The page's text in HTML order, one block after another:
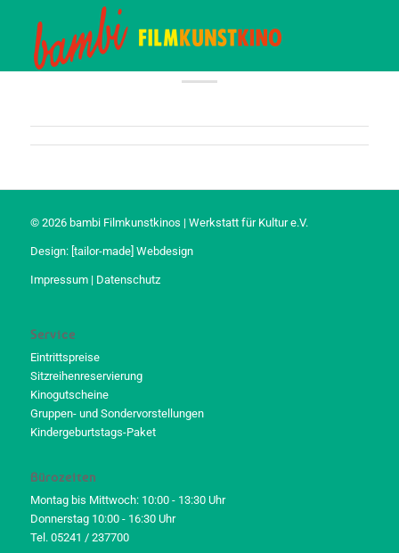
© 2026 bambi Filmkunstkinos | Werkstatt für Kultur e.V.
Design: [tailor-made] Webdesign
Impressum| Datenschutz
Service
Eintrittspreise
Sitzreihenreservierung
Kinogutscheine
Gruppen- und Sondervorstellungen
Kindergeburtstags-Paket
Bürozeiten
Montag bis Mittwoch: 10:00 - 13:30 Uhr
Donnerstag 10:00 - 16:30 Uhr
Tel. 05241 / 237700